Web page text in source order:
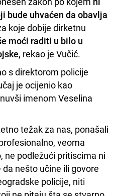
bude uhvaćen da obavlja
koje dobije dirketnu
moći raditi u bilo u
, rekao je Vučić.
s direktorom policije
je ocijenio kao
imenom Veselina
težak za nas, ponašali
veoma
ne podležući pritiscima ni
nešto učine ili govore
policije, niti